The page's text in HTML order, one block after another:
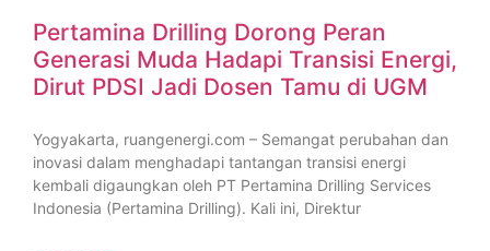
Pertamina Drilling Dorong Peran
Generasi Muda Hadapi Transisi Energi,
Dirut PDSI Jadi Dosen Tamu di UGM
Yogyakarta, ruangenergi.com – Semangat perubahan dan
inovasi dalam menghadapi tantangan transisi energi
kembali digaungkan oleh PT Pertamina Drilling Services
Indonesia (Pertamina Drilling). Kali ini, Direktur